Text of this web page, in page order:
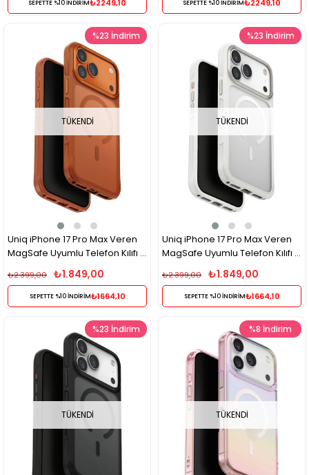
SEPETTE %10 İNDİRİM₺2249,10 SEPETTE %10 İNDİRİM₺2249,10
TÜKENDI
Uniq iPhone 17 Pro Max Veren
MagSafe Uyumlu Telefon Kılıfı –
₺1.849,00
₺2.399,00
SEPETTE %10 İNDİRİM₺1664,10
%23 İndirim
TÜKENDI
Uniq iPhone 17 Pro Max Veren
MagSafe Uyumlu Telefon Kılıfı –
₺1.849,00
₺2.399,00
SEPETTE %10 İNDİRİM₺1664,10
%23 İndirim
TÜKENDI
%23 İndirim
TÜKENDI
%8 İndirim